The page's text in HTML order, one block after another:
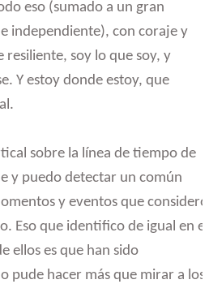
eso (sumado a un gran
independiente), con coraje y
resiliente, soy lo que soy, y
Y estoy donde estoy, que
sobre la línea de tiempo de
y puedo detectar un común
y eventos que considero
Eso que identifico de igual en el
ellos es que han sido
pude hacer más que mirar a los